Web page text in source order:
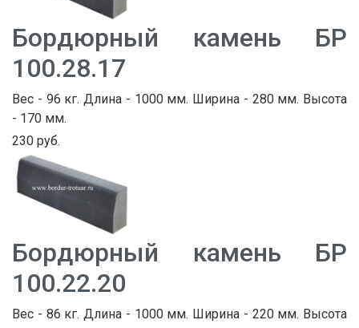
Бордюрный камень БР
100.28.17
Вес - 96 кг. Длина - 1000 мм. Ширина - 280 мм. Высота
- 170 мм.
230 руб.
Бордюрный камень БР
100.22.20
Вес - 86 кг. Длина - 1000 мм. Ширина - 220 мм. Высота